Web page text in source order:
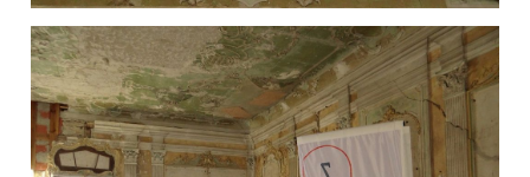
Schwarzburg_Schloss_Stuck_2019STSG